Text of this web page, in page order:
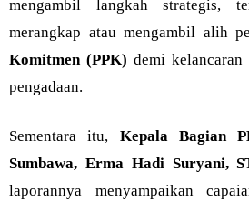
mengambil langkah strategis,
merangkap atau mengambil alih
Komitmen (PPK) demi kelancaran
pengadaan.
Sementara itu, Kepala Bagian
Sumbawa, Erma Hadi Suryani,
laporannya menyampaikan